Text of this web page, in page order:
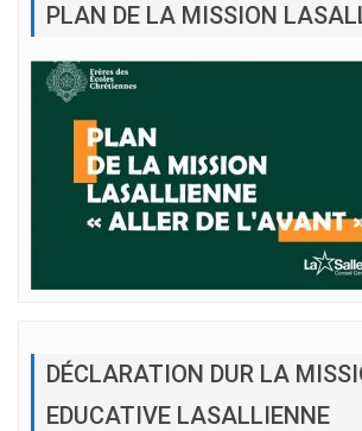
PLAN DE LA MISSION
DÉCLARATION DUR LA
EDUCATIVE LASALLIENNE